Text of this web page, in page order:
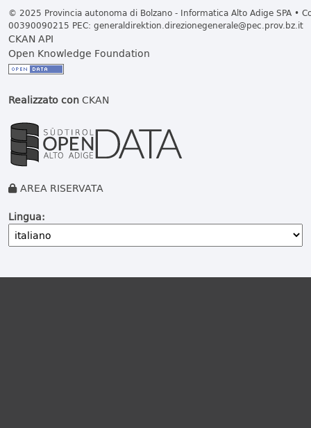
© 2025 Provincia autonoma di Bolzano - Informatica Alto Adige SPA •
00390090215 PEC: generaldirektion.direzionegenerale@pec.prov.bz.it
CKAN API
Open Knowledge Foundation
Realizzato conCKAN
AREA RISERVATA
Lingua